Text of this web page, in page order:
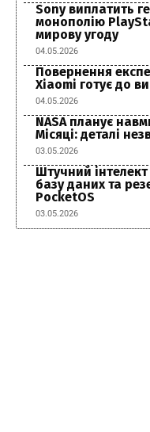
Sony виплатить
монополію
мирову угоду
04.05.2026
Повернення
Xiaomi готує до
04.05.2026
NASA планує
Місяці: деталі
03.05.2026
Штучний
базу даних та
PocketOS
03.05.2026